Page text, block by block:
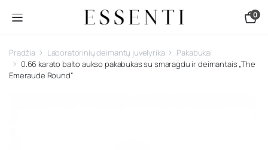
0
Pradžia Laboratorinių deimantų juvelyrika
Pakabukai
0.66 karato balto aukso pakabukas su smaragdu ir deimantais „The
Emeraude Round“